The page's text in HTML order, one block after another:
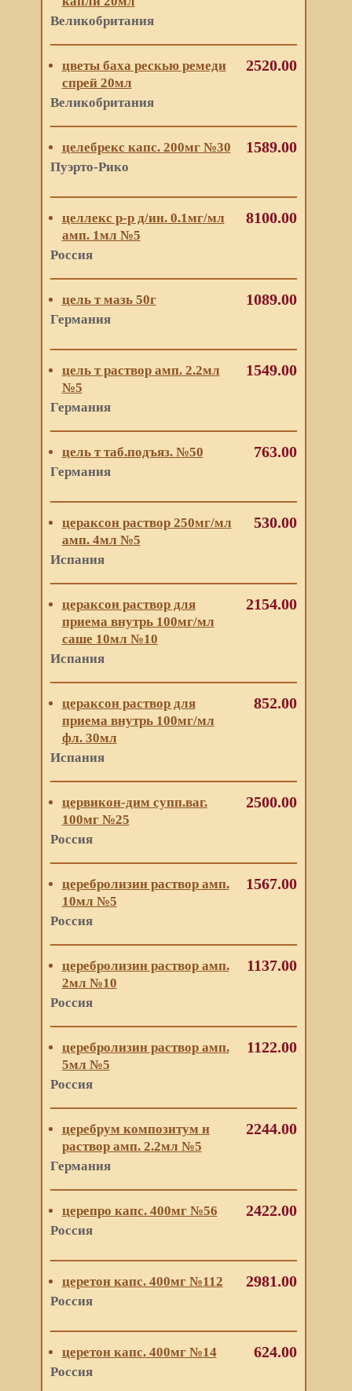
Великобритания
цветы баха рескью ремеди
спрей 20мл
Великобритания
2520.00
целебрекс капс. 200мг №30
Пуэрто-Рико
1589.00
целлекс р-р д/ин. 0.1мг/мл
амп. 1мл №5
Россия
8100.00
цель т мазь 50г
Германия
1089.00
цель т раствор амп. 2.2мл
№5
Германия
1549.00
цель т таб.подъяз. №50
Германия
763.00
цераксон раствор 250мг/мл
амп. 4мл №5
Испания
530.00
цераксон раствор для
приема внутрь 100мг/мл
саше 10мл №10
Испания
2154.00
цераксон раствор для
приема внутрь 100мг/мл
фл. 30мл
Испания
852.00
цервикон-дим супп.ваг.
100мг №25
Россия
2500.00
церебролизин раствор амп.
10мл №5
Россия
1567.00
церебролизин раствор амп.
2мл №10
Россия
1137.00
церебролизин раствор амп.
5мл №5
Россия
1122.00
церебрум композитум н
раствор амп. 2.2мл №5
Германия
2244.00
церепро капс. 400мг №56
Россия
2422.00
церетон капс. 400мг №112
Россия
2981.00
церетон капс. 400мг №14
Россия
624.00